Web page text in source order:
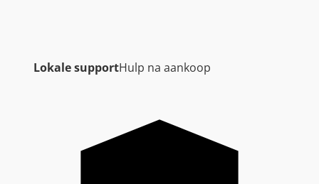
Lokale supportHulp na aankoop